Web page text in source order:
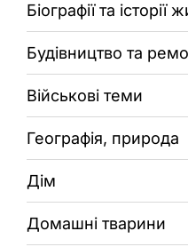
Біографії та історії
Будівництво та
Військові теми
Географія, природа
Дім
Домашні тварини